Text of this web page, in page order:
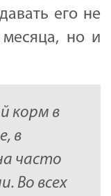
его не
но и
корм в
в
часто
Во всех